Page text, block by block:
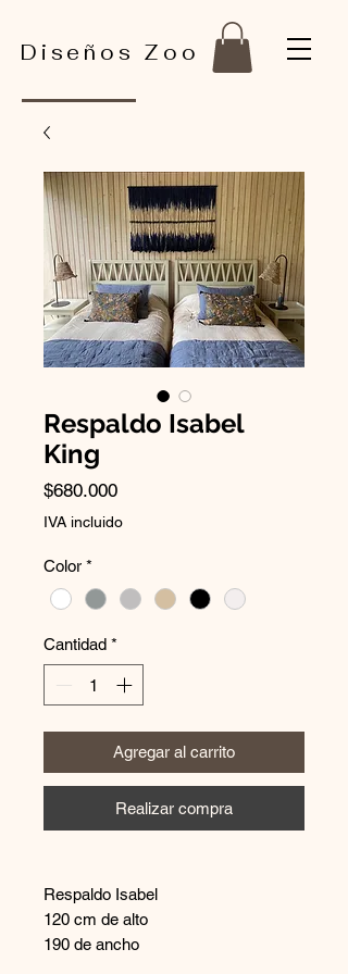
Diseños Zoo
Respaldo Isabel
King
$680.000Precio
IVA incluido
Color *
Cantidad *
Agregar al carrito
Realizar compra
Respaldo Isabel
120 cm de alto
190 de ancho